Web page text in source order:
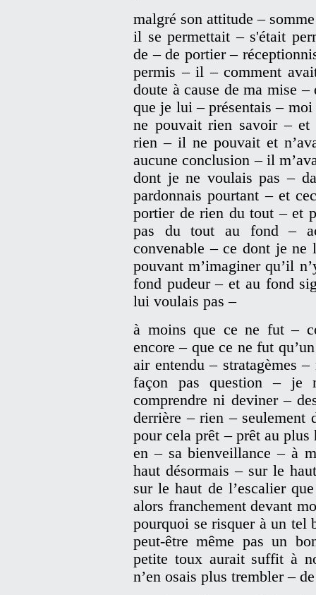
malgré son attitude –
il se permettait – s'était
de – de portier –
permis – il – comment
doute à cause de ma mise
que je lui – présentais –
ne pouvait rien savoir –
rien – il ne pouvait et
aucune conclusion – il
dont je ne voulais pas –
pardonnais pourtant – et
portier de rien du tout – et
pas du tout au fond –
convenable – ce dont je ne
pouvant m’imaginer qu’il
fond pudeur – et au fond
lui voulais pas –
à moins que ce ne fut –
encore – que ce ne fut
air entendu – stratagèmes
façon pas question – je
comprendre ni deviner –
derrière – rien – seulement
pour cela prêt – prêt au
en – sa bienveillance – à
haut désormais – sur le
sur le haut de l’escalier
alors franchement devant
pourquoi se risquer à un tel
peut-être même pas un
petite toux aurait suffit à
n’en osais plus trembler –